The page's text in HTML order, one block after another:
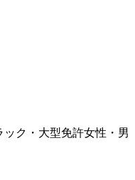
ック・大型免許女性・男